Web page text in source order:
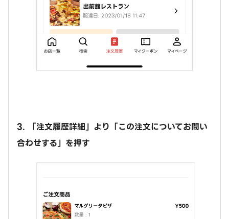
3. 「注文履歴詳細」より「この注文についてお問い
合わせする」を押す